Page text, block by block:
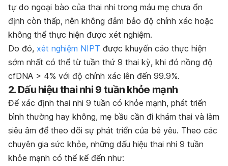
tự do ngoại bào của thai nhi trong máu mẹ chưa ổn
định còn thấp, nên không đảm bảo độ chính xác hoặc
không thể thực hiện được xét nghiệm.
Do đó, xét nghiệm NIPT được khuyến cáo thực hiện
sớm nhất có thể từ tuần thứ 9 thai kỳ, khi đó nồng độ
cfDNA > 4% với độ chính xác lên đến 99.9%.
2. Dấu hiệu thai nhi 9 tuần khỏe mạnh
Để xác định thai nhi 9 tuần có khỏe mạnh, phát triển
bình thường hay không, mẹ bầu cần đi khám thai và làm
siêu âm để theo dõi sự phát triển của bé yêu. Theo các
chuyên gia sức khỏe, những dấu hiệu thai nhi 9 tuần
khỏe mạnh có thể kể đến như: